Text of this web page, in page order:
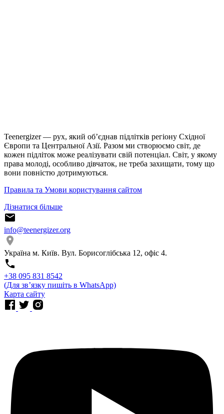
Teenergizer — рух, який об’єднав підлітків регіону Східної
Європи та Центральної Азії. Разом ми створюємо світ, де
кожен підліток може реалізувати свій потенціал. Світ, у якому
права молоді, особливо дівчаток, не треба захищати, тому що
вони повністю дотримуються.
Правила та Умови користування сайтом
Дізнатися більше
info@teenergizer.org
Україна м. Київ. Вул. Борисоглібська 12, офіс 4.
⁨+38 095 831 8542⁩
(Для звʼязку пишіть в WhatsApp)
Карта сайту